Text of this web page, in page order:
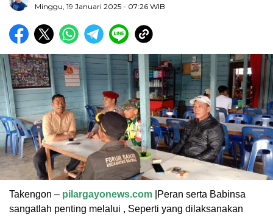
Minggu, 19 Januari 2025 - 07:26 WIB
Takengon – pilargayonews.com |Peran serta Babinsa
sangatlah penting melalui , Seperti yang dilaksanakan